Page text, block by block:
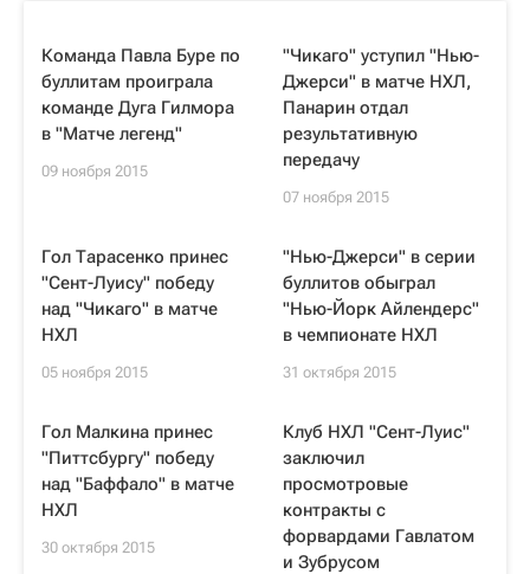
Команда Павла Буре по
буллитам проиграла
команде Дуга Гилмора
в "Матче легенд"
09 ноября 2015
"Чикаго" уступил "Нью-
Джерси" в матче НХЛ,
Панарин отдал
результативную
передачу
07 ноября 2015
Гол Тарасенко принес
"Сент-Луису" победу
над "Чикаго" в матче
НХЛ
05 ноября 2015
"Нью-Джерси" в серии
буллитов обыграл
"Нью-Йорк Айлендерс"
в чемпионате НХЛ
31 октября 2015
Гол Малкина принес
"Питтсбургу" победу
над "Баффало" в матче
НХЛ
30 октября 2015
Клуб НХЛ "Сент-Луис"
заключил
просмотровые
контракты с
форвардами Гавлатом
и Зубрусом